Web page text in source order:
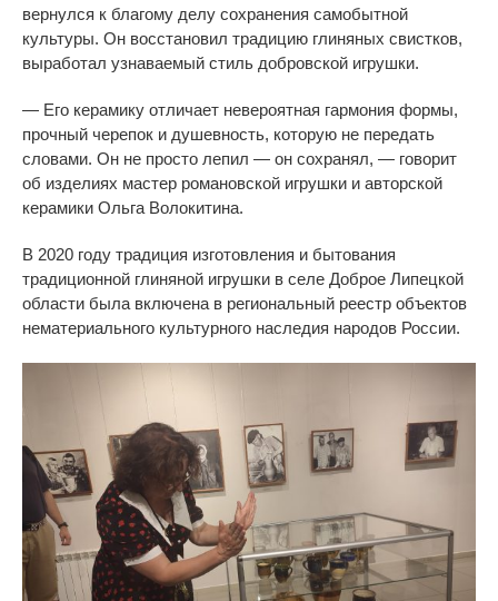
вернулся к благому делу сохранения самобытной
культуры. Он восстановил традицию глиняных свистков,
выработал узнаваемый стиль добровской игрушки.
— Его керамику отличает невероятная гармония формы,
прочный черепок и душевность, которую не передать
словами. Он не просто лепил — он сохранял, — говорит
об изделиях мастер романовской игрушки и авторской
керамики Ольга Волокитина.
В 2020 году традиция изготовления и бытования
традиционной глиняной игрушки в селе Доброе Липецкой
области была включена в региональный реестр объектов
нематериального культурного наследия народов России.